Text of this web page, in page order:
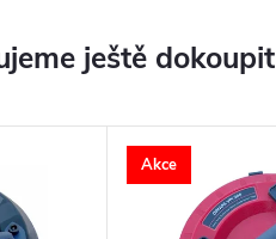
ještě dokoupit
Akce